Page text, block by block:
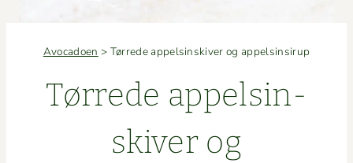
Avocadoen > Tørrede appelsinskiver og appelsinsirup
Tørrede appelsin­
skiv­er og